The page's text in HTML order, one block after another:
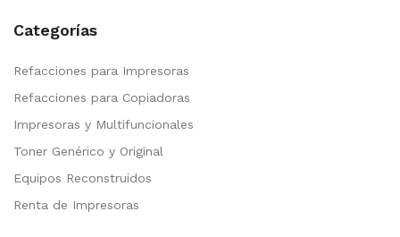
Categorías
Refacciones para Impresoras
Refacciones para Copiadoras
Impresoras y Multifuncionales
Toner Genérico y Original
Equipos Reconstruidos
Renta de Impresoras